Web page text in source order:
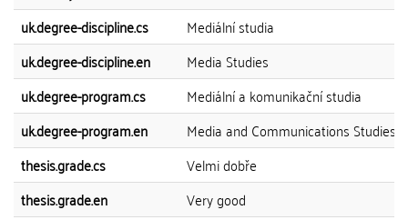
uk.degree-discipline.cs
Mediální studia
uk.degree-discipline.en
Media Studies
uk.degree-program.cs
Mediální a komunikační studia
uk.degree-program.en
Media and Communications Studies
thesis.grade.cs
Velmi dobře
thesis.grade.en
Very good